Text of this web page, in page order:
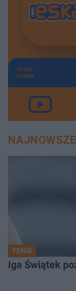
TERAZ
GRAMY
TENIS
Iga Świątek